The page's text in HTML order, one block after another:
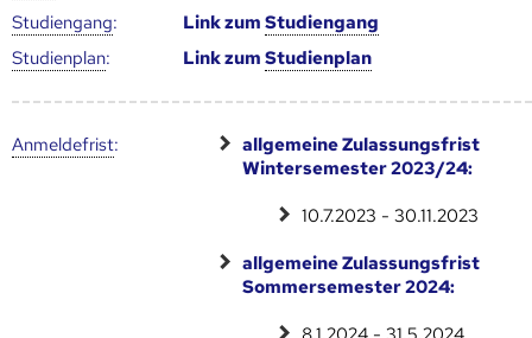
Studien­gang: Link zumStudien­gang
Studien­plan: Link zumStudien­plan
Anmelde­frist:
allgemeine Zulassungsfrist
Wintersemester 2023/24:
10.7.2023 - 30.11.2023
allgemeine Zulassungsfrist
Sommersemester 2024: